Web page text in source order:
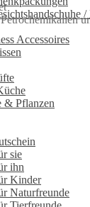
Accessoires
& Pflanzen
sie
ihn
Kinder
Naturfreunde